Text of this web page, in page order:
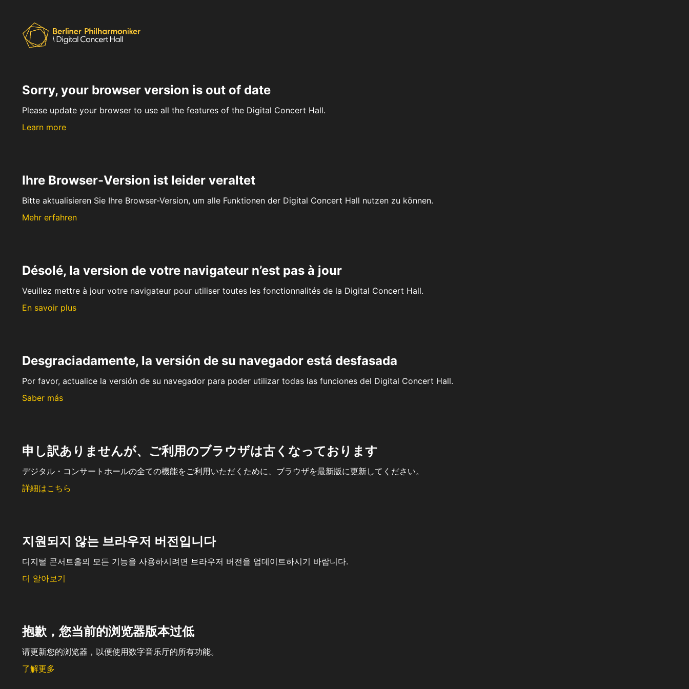
Sorry, your browser version is out of date
Please update your browser to use all the features of the Digital Concert Hall.
Learn more
Ihre Browser-Version ist leider veraltet
Bitte aktualisieren Sie Ihre Browser-Version, um alle Funktionen der Digital Concert Hall nutzen zu können.
Mehr erfahren
Désolé, la version de votre navigateur n’est pas à jour
Veuillez mettre à jour votre navigateur pour utiliser toutes les fonctionnalités de la Digital Concert Hall.
En savoir plus
Desgraciadamente, la versión de su navegador está desfasada
Por favor, actualice la versión de su navegador para poder utilizar todas las funciones del Digital Concert Hall.
Saber más
申し訳ありませんが、ご利用のブラウザは古くなっております
デジタル・コンサートホールの全ての機能をご利用いただくために、ブラウザを最新版に更新してください。
詳細はこちら
지원되지 않는 브라우저 버전입니다
디지털 콘서트홀의 모든 기능을 사용하시려면 브라우저 버전을 업데이트하시기 바랍니다.
더 알아보기
抱歉，您当前的浏览器版本过低
请更新您的浏览器，以便使用数字音乐厅的所有功能。
了解更多